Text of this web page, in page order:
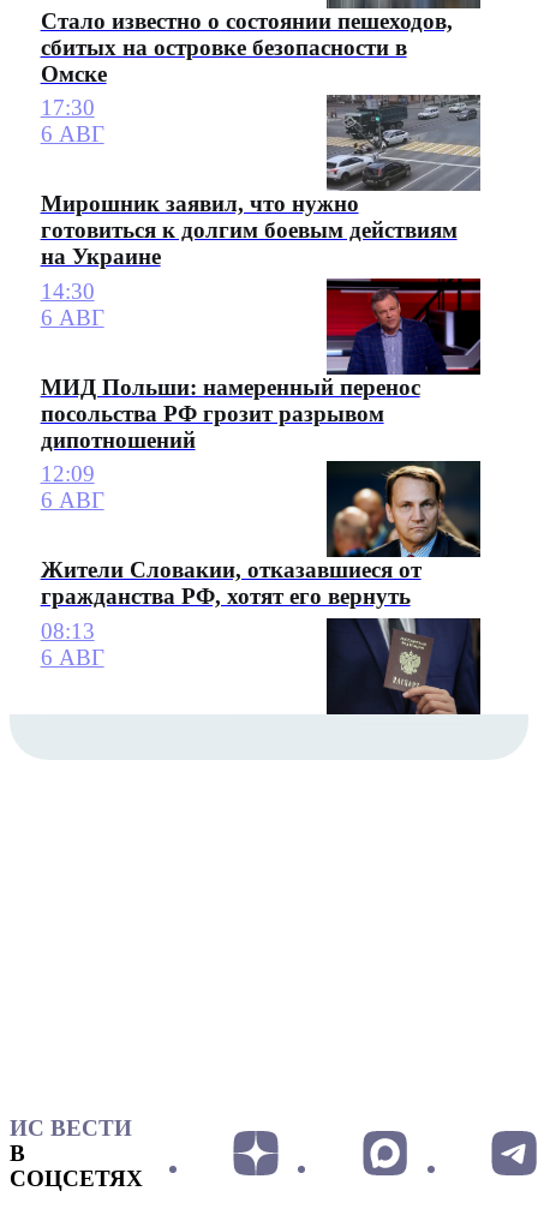
Стало известно о состоянии пешеходов,
сбитых на островке безопасности в
Омске
17:30
6 АВГ
Мирошник заявил, что нужно
готовиться к долгим боевым действиям
на Украине
14:30
6 АВГ
МИД Польши: намеренный перенос
посольства РФ грозит разрывом
дипотношений
12:09
6 АВГ
Жители Словакии, отказавшиеся от
гражданства РФ, хотят его вернуть
08:13
6 АВГ
ИС ВЕСТИ
В
СОЦСЕТЯХ